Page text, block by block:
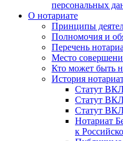
персональных
О нотариате
Принципы
Полномочия и
Перечень
Место
Кто может быть
История
Статут
Статут
Статут
Нотариат
к